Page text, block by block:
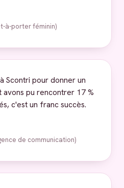
à-porter féminin)
Scontri pour donner un
pu rencontrer 17 %
c'est un franc succès.
de communication)